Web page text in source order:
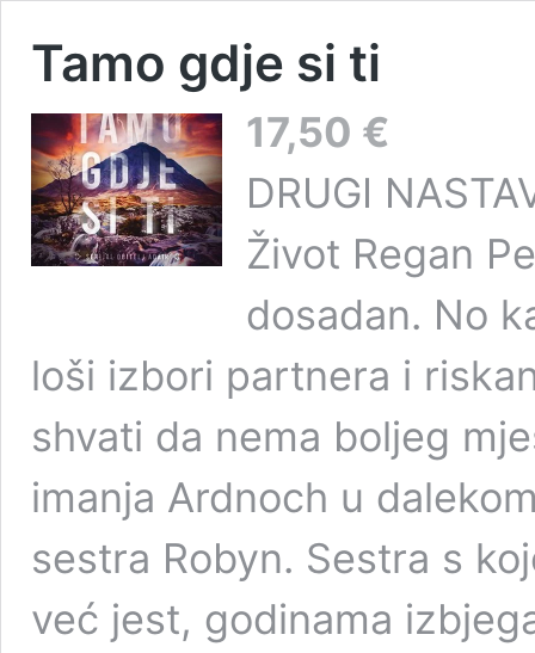
Tamo gdje si ti
17,50 €
DRUGI
Život Regan
dosadan. No
loši izbori partnera i
shvati da nema boljeg
imanja Ardnoch u
sestra Robyn. Sestra s
već jest, godinama